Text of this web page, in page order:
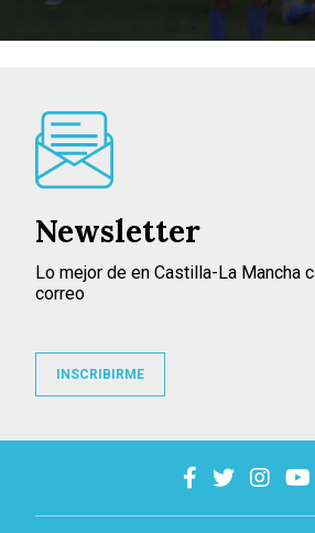
Newsletter
Lo mejor de en Castilla-La Mancha
correo
INSCRIBIRME